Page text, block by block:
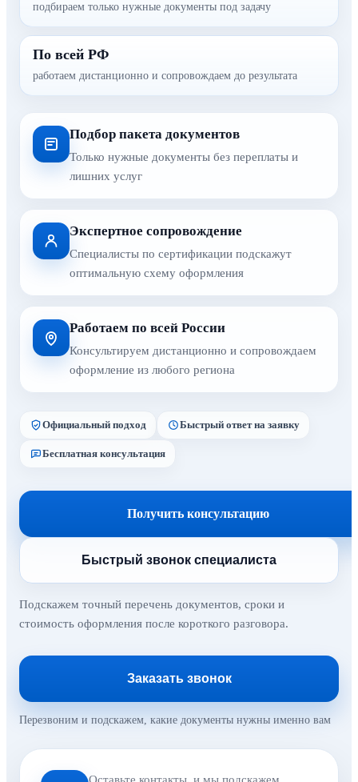
подбираем только нужные документы под задачу
По всей РФ
работаем дистанционно и сопровождаем до результата
Подбор пакета документов
Только нужные документы без переплаты и
лишних услуг
Экспертное сопровождение
Специалисты по сертификации подскажут
оптимальную схему оформления
Работаем по всей России
Консультируем дистанционно и сопровождаем
оформление из любого региона
Официальный подход Быстрый ответ на заявку
Бесплатная консультация
Получить консультацию
Быстрый звонок специалиста
Подскажем точный перечень документов, сроки и
стоимость оформления после короткого разговора.
Заказать звонок
Перезвоним и подскажем, какие документы нужны именно вам